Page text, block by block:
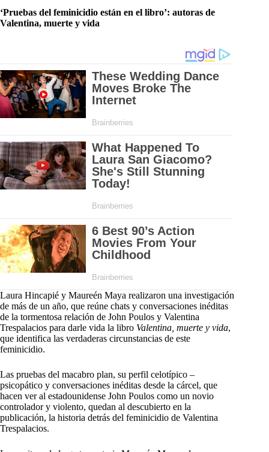
‘Pruebas del feminicidio están en el libro’: autoras de
Valentina, muerte y vida
Laura Hincapié y Maureén Maya realizaron una investigación
de más de un año, que reúne chats y conversaciones inéditas
de la tormentosa relación de John Poulos y Valentina
Trespalacios para darle vida la libro Valentina, muerte y vida,
que identifica las verdaderas circunstancias de este
feminicidio.
Las pruebas del macabro plan, su perfil celotípico –
psicopático y conversaciones inéditas desde la cárcel, que
hacen ver al estadounidense John Poulos como un novio
controlador y violento, quedan al descubierto en la
publicación, la historia detrás del feminicidio de Valentina
Trespalacios.